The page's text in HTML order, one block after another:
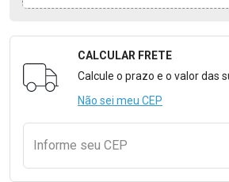
Formulário para Calcular o
CALCULAR FRETE
Calcule o prazo e o valor das
Não sei meu CEP
Informe seu CEP